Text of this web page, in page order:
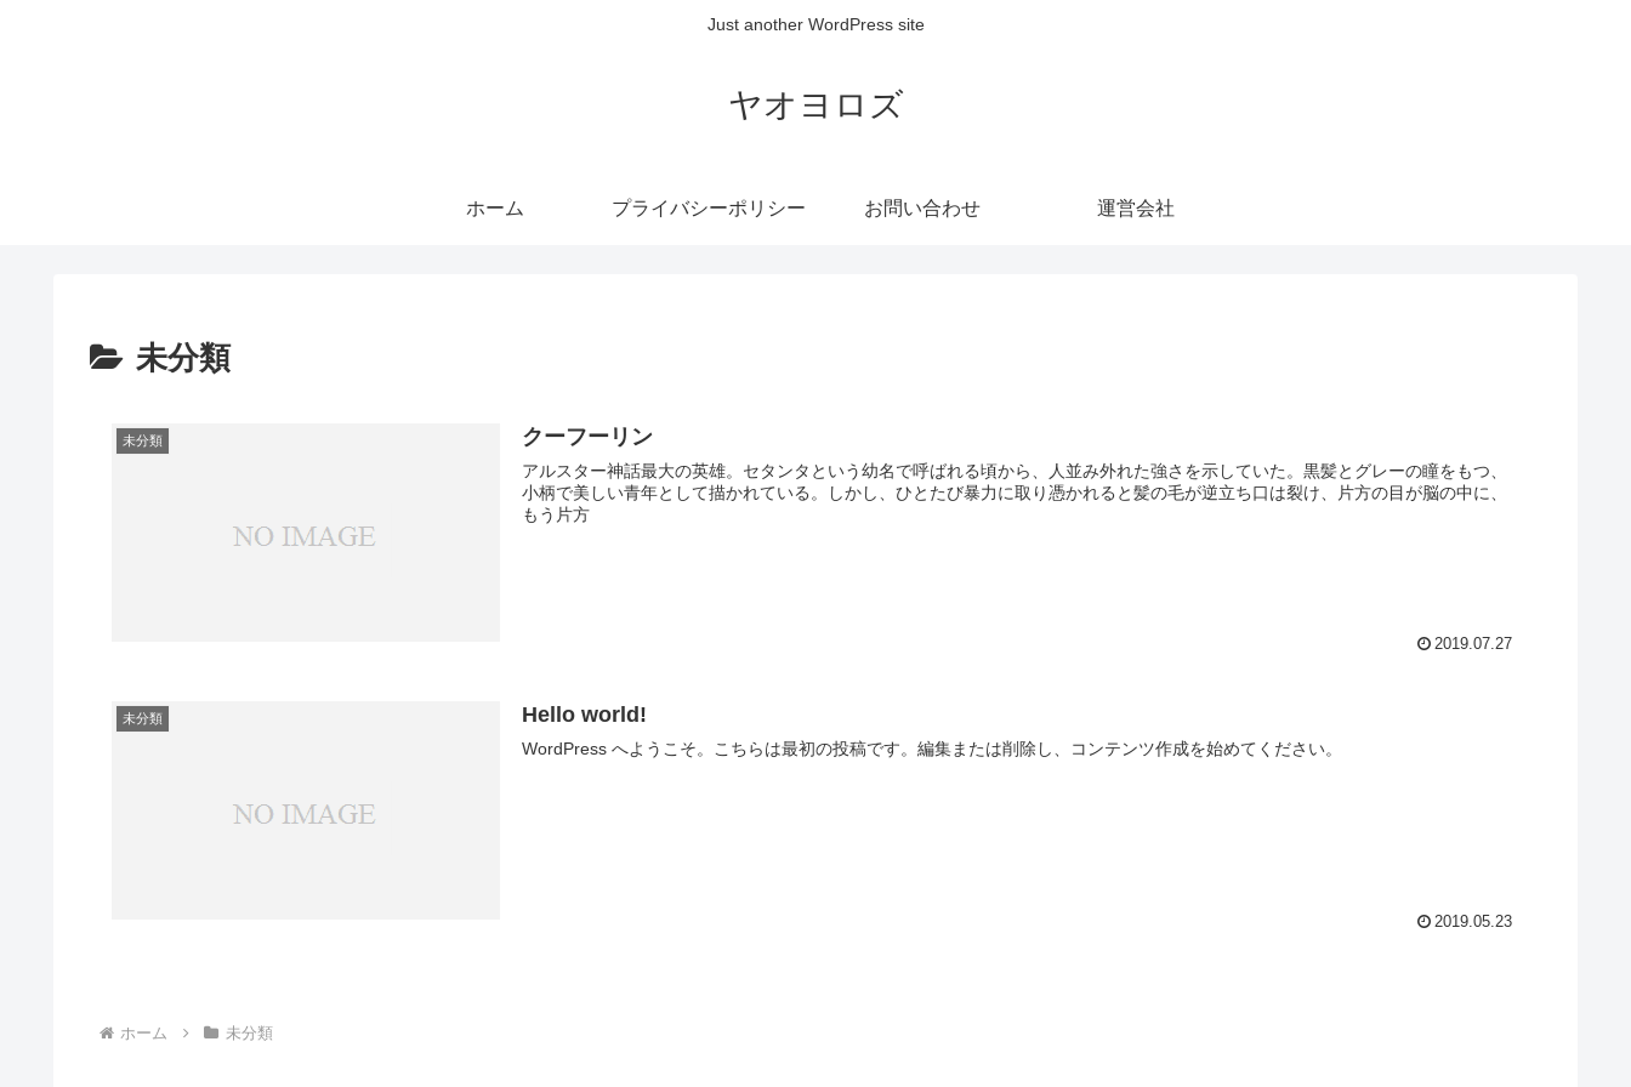
Just another WordPress site
ヤオヨロズ
ホーム プライバシーポリシー お問い合わせ 運営会社
未分類
未分類 クーフーリン
アルスター神話最大の英雄。セタンタという幼名で呼ばれる頃から、人並み外れた強さを示していた。黒髪とグレーの瞳をもつ、
小柄で美しい青年として描かれている。しかし、ひとたび暴力に取り憑かれると髪の毛が逆立ち口は裂け、片方の目が脳の中に、
もう片方
2019.07.27
未分類 Hello world!
WordPress へようこそ。こちらは最初の投稿です。編集または削除し、コンテンツ作成を始めてください。
2019.05.23
ホーム 未分類